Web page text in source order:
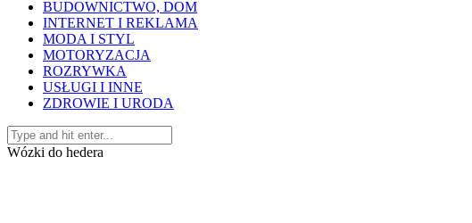
BUDOWNICTWO, DOM
INTERNET I REKLAMA
MODA I STYL
MOTORYZACJA
ROZRYWKA
USŁUGI I INNE
ZDROWIE I URODA
Wózki do hedera